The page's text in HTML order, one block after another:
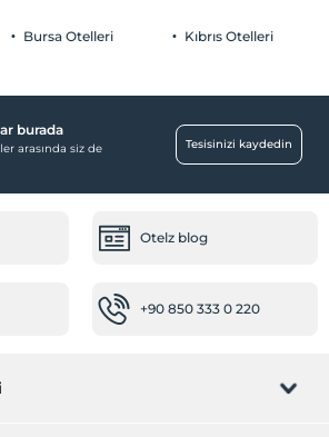
Bursa Otelleri Kıbrıs Otelleri
burada
arasında siz de
Tesisinizi kaydedin
Otelz blog
+90 850 333 0 220